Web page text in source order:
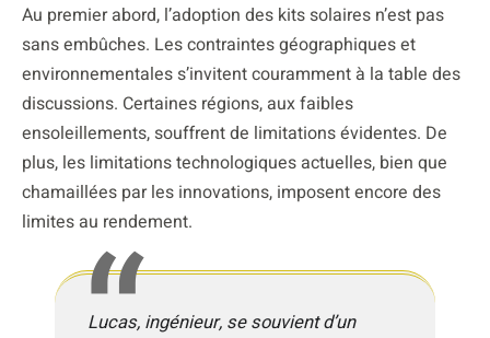
Au premier abord, l’adoption des kits solaires n’est pas
sans embûches. Les contraintes géographiques et
environnementales s’invitent couramment à la table des
discussions. Certaines régions, aux faibles
ensoleillements, souffrent de limitations évidentes. De
plus, les limitations technologiques actuelles, bien que
chamaillées par les innovations, imposent encore des
limites au rendement.
Lucas, ingénieur, se souvient d’un